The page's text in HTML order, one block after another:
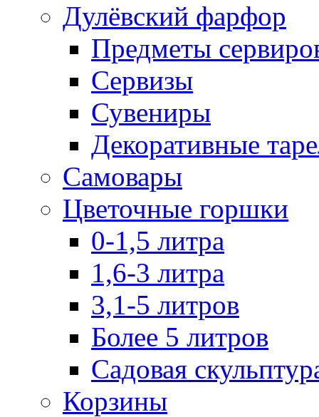
Дулёвский фарфор
Предметы
Сервизы
Сувениры
Декоративные
Самовары
Цветочные горшки
0-1,5 литра
1,6-3 литра
3,1-5 литров
Более 5 литров
Садовая
Корзины